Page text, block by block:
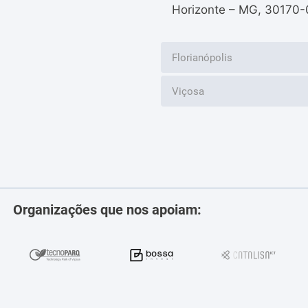
Horizonte – MG, 30170-
Florianópolis
Viçosa
Organizações que nos apoiam: